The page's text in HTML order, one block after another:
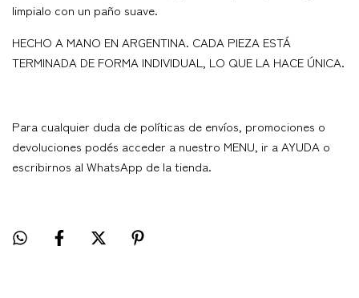
limpialo con un paño suave.
HECHO A MANO EN ARGENTINA. CADA PIEZA ESTÁ
TERMINADA DE FORMA INDIVIDUAL, LO QUE LA HACE ÚNICA.
Para cualquier duda de políticas de envíos, promociones o
devoluciones podés acceder a nuestro MENU, ir a AYUDA o
escribirnos al WhatsApp de la tienda.